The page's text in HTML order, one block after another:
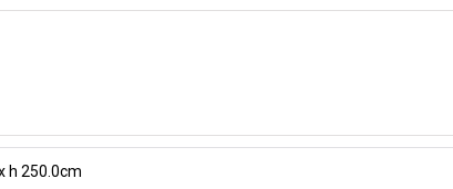
h 250.0cm